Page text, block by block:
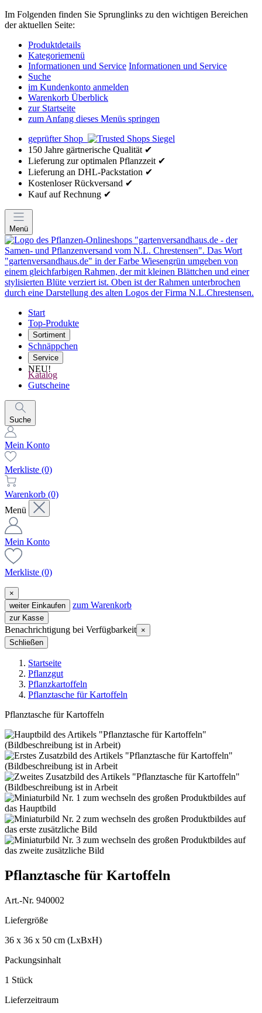
Im Folgenden finden Sie Sprunglinks zu den wichtigen Bereichen
der aktuellen Seite:
Produktdetails
Kategoriemenü
Informationen und Service Informationen und Service
Suche
im Kundenkonto anmelden
Warenkorb Überblick
zur Startseite
zum Anfang dieses Menüs springen
geprüfter Shop
150 Jahre gärtnerische Qualität ✔
Lieferung zur optimalen Pflanzzeit ✔
Lieferung an DHL-Packstation ✔
Kostenloser Rückversand ✔
Kauf auf Rechnung ✔
Menü
Start
Top-Produkte
Sortiment
Schnäppchen
Service
NEU!
Katalog
Gutscheine
Suche
Mein Konto
Merkliste (0)
Warenkorb (0)
Menü
Mein Konto
Merkliste (0)
×
weiter Einkaufen
zum Warenkorb
zur Kasse
Benachrichtigung bei Verfügbarkeit ×
Schließen
Startseite
Pflanzgut
Pflanzkartoffeln
Pflanztasche für Kartoffeln
Pflanztasche für Kartoffeln
Pflanztasche für Kartoffeln
Art.-Nr. 940002
Liefergröße
36 x 36 x 50 cm (LxBxH)
Packungsinhalt
1 Stück
Lieferzeitraum